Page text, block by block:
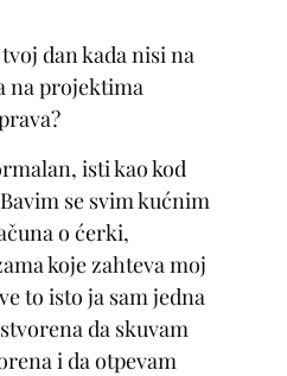
dan kada nisi na
na projektima
isti kao kod
se svim kućnim
o ćerki,
koje zahteva moj
to isto ja sam jedna
da skuvam
i da otpevam